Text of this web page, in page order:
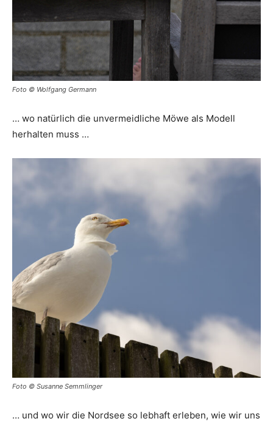
Foto © Wolfgang Germann
… wo natürlich die unvermeidliche Möwe als Modell
herhalten muss …
Foto © Susanne Semmlinger
… und wo wir die Nordsee so lebhaft erleben, wie wir uns